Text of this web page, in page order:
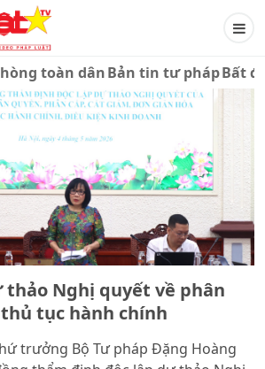
toàn dânBản tin tư phápBất
Nghị quyết về phân
tục hành chính
trưởng Bộ Tư pháp Đặng Hoàng